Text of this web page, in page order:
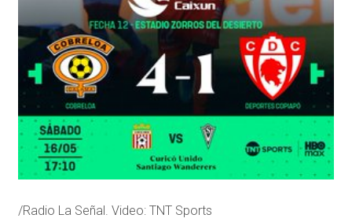
/Radio La Señal. Video: TNT Sports